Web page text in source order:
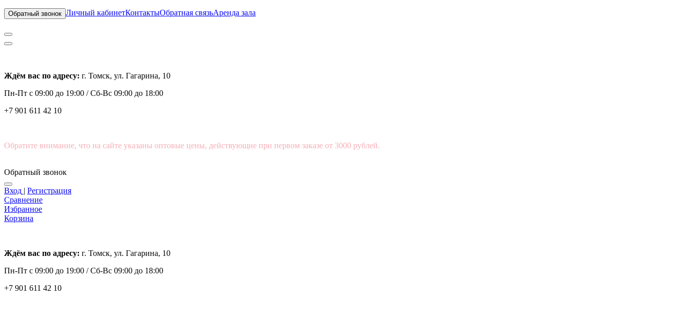
Обратный звонок Личный кабинетКонтактыОбратная связьАренда зала
Ждём вас по адресу: г. Томск, ул. Гагарина, 10
Пн-Пт с 09:00 до 19:00 /Сб-Вс 09:00 до 18:00
+7 901 611 42 10
Обратите внимание, что на сайте указаны оптовые цены, действующие при первом заказе от 3000 рублей.
Обратный звонок
Вход | Регистрация
Сравнение
Избранное
Корзина
Ждём вас по адресу: г. Томск, ул. Гагарина, 10
Пн-Пт с 09:00 до 19:00 /Сб-Вс 09:00 до 18:00
+7 901 611 42 10